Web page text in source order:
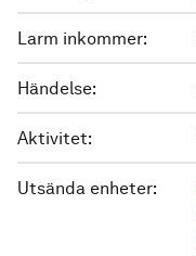
Larm inkommer:
Händelse:
Aktivitet:
Utsända enheter: